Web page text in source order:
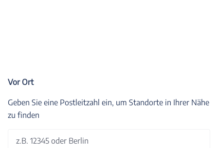
Vor Ort
Geben Sie eine Postleitzahl ein, um Standorte in Ihrer Nähe
zu finden
z.B. 12345 oder Berlin